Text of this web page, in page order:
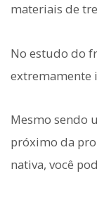
materiais de
No estudo do
extremamente
Mesmo sendo
próximo da
nativa, você